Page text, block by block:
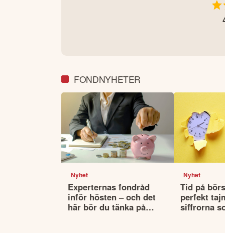
FONDNYHETER
Nyhet
Experternas fondråd
inför hösten – och det
här bör du tänka på
Nyhet
Tid på
perfekt
siffrorna